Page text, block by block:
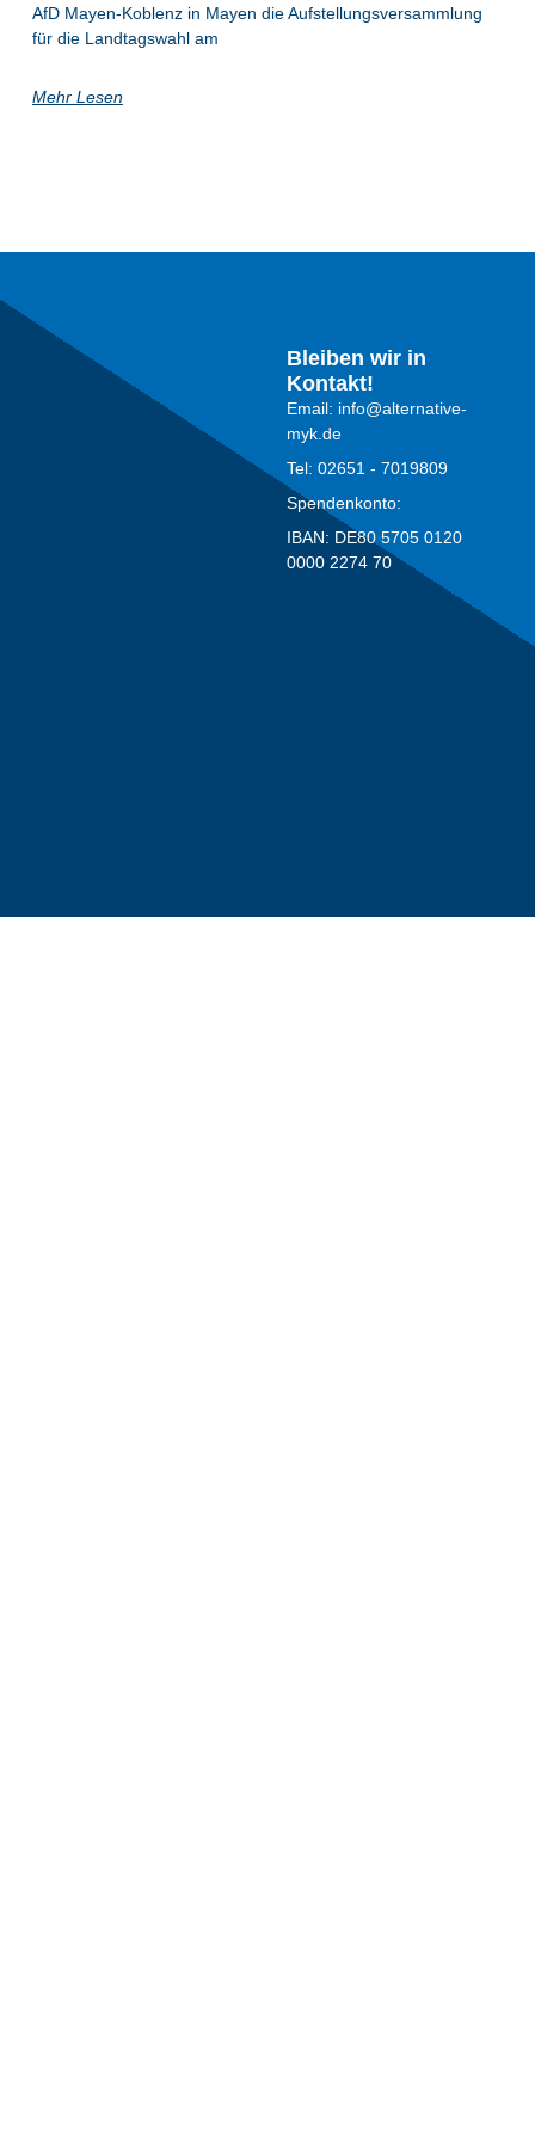
AfD Mayen-Koblenz in Mayen die Aufstellungsversammlung
für die Landtagswahl am
Mehr Lesen
Bleiben wir in
Kontakt!
Email: info@alternative-
myk.de
Tel: 02651 - 7019809
Spendenkonto:
IBAN: DE80 5705 0120
0000 2274 70